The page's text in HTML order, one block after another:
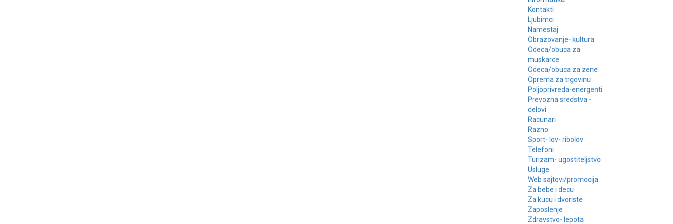
Kontakti
Ljubimci
Namestaj
Obrazovanje- kultura
Odeca/obuca za
muskarce
Odeca/obuca za zene
Oprema za trgovinu
Poljoprivreda-energenti
Prevozna sredstva -
delovi
Racunari
Razno
Sport- lov- ribolov
Telefoni
Turizam- ugostiteljstvo
Usluge
Web sajtovi/promocija
Za bebe i decu
Za kucu i dvoriste
Zaposlenje
Zdravstvo- lepota